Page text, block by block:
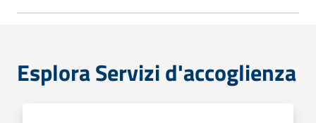
Esplora Servizi d'accoglienza